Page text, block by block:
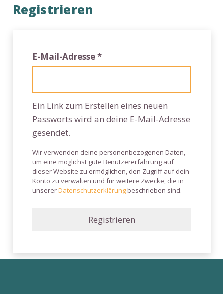
Registrieren
E-Mail-Adresse*Erforderlich
Ein Link zum Erstellen eines neuen
Passworts wird an deine E-Mail-Adresse
gesendet.
Wir verwenden deine personenbezogenen Daten,
um eine möglichst gute Benutzererfahrung auf
dieser Website zu ermöglichen, den Zugriff auf dein
Konto zu verwalten und für weitere Zwecke, die in
unsererDatenschutzerklärungbeschrieben sind.
Registrieren